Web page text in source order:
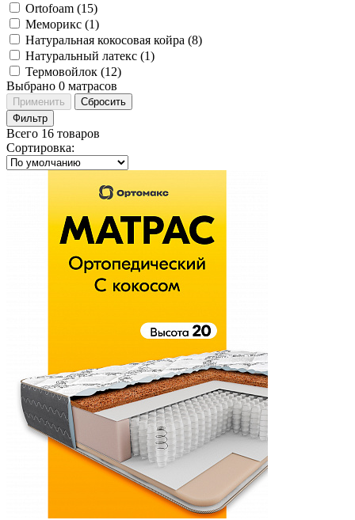
Ortofoam (15)
Меморикс (1)
Натуральная кокосовая койра (8)
Натуральный латекс (1)
Термовойлок (12)
Выбрано 0 матрасов
Применить
Сбросить
Фильтр
Всего 16 товаров
Сортировка: